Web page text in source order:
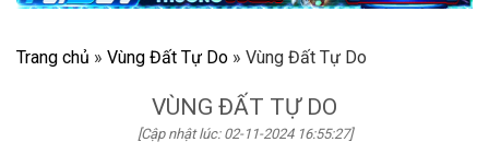
Trang chủ » Vùng Đất Tự Do » Vùng Đất Tự Do
VÙNG ĐẤT TỰ DO
[Cập nhật lúc: 02-11-2024 16:55:27]